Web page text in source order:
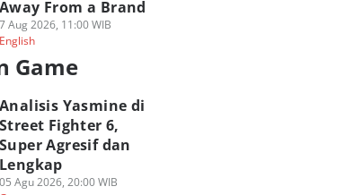
Away From a Brand
7 Aug 2026, 11:00 WIB
English
Game
Analisis Yasmine di
Street Fighter 6,
Super Agresif dan
Lengkap
05 Agu 2026, 20:00 WIB